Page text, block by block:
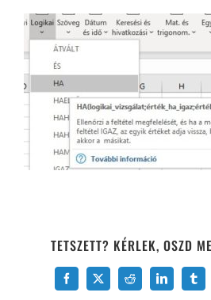
TETSZETT? KÉRLEK, OSZD
Facebook
X Reddit LinkedIn